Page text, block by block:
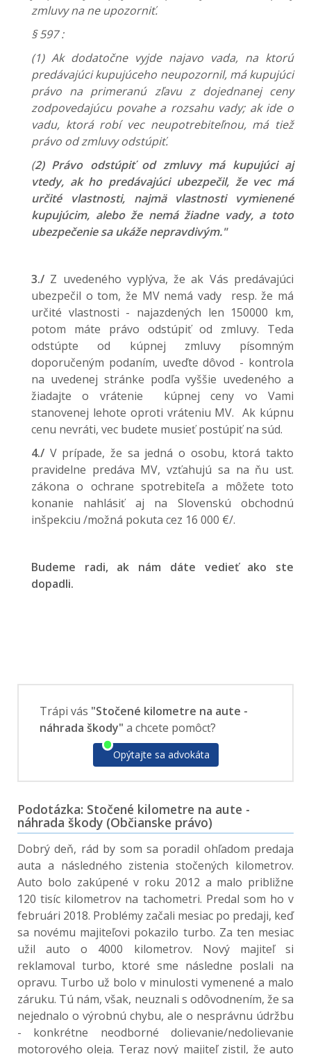
zmluvy na ne upozorniť.
§ 597 :
(1) Ak dodatočne vyjde najavo vada, na ktorú
predávajúci kupujúceho neupozornil, má kupujúci
právo na primeranú zľavu z dojednanej ceny
zodpovedajúcu povahe a rozsahu vady; ak ide o
vadu, ktorá robí vec neupotrebiteľnou, má tiež
právo od zmluvy odstúpiť.
(2) Právo odstúpiť od zmluvy má kupujúci aj
vtedy, ak ho predávajúci ubezpečil, že vec má
určité vlastnosti, najmä vlastnosti vymienené
kupujúcim, alebo že nemá žiadne vady, a toto
ubezpečenie sa ukáže nepravdivým."
3./ Z uvedeného vyplýva, že ak Vás predávajúci
ubezpečil o tom, že MV nemá vady resp. že má
určité vlastnosti - najazdených len 150000 km,
potom máte právo odstúpiť od zmluvy. Teda
odstúpte od kúpnej zmluvy písomným
doporučeným podaním, uveďte dôvod - kontrola
na uvedenej stránke podľa vyššie uvedeného a
žiadajte o vrátenie kúpnej ceny vo Vami
stanovenej lehote oproti vráteniu MV. Ak kúpnu
cenu nevráti, vec budete musieť postúpiť na súd.
4./ V prípade, že sa jedná o osobu, ktorá takto
pravidelne predáva MV, vzťahujú sa na ňu ust.
zákona o ochrane spotrebiteľa a môžete toto
konanie nahlásiť aj na Slovenskú obchodnú
inšpekciu /možná pokuta cez 16 000 €/.
Budeme radi, ak nám dáte vedieť ako ste
dopadli.
Trápi vás "Stočené kilometre na aute -
náhrada škody" a chcete pomôcť?
Opýtajte sa advokáta
Podotázka: Stočené kilometre na aute -
náhrada škody (Občianske právo)
Dobrý deň, rád by som sa poradil ohľadom predaja
auta a následného zistenia stočených kilometrov.
Auto bolo zakúpené v roku 2012 a malo približne
120 tisíc kilometrov na tachometri. Predal som ho v
februári 2018. Problémy začali mesiac po predaji, keď
sa novému majiteľovi pokazilo turbo. Za ten mesiac
užil auto o 4000 kilometrov. Nový majiteľ si
reklamoval turbo, ktoré sme následne poslali na
opravu. Turbo už bolo v minulosti vymenené a malo
záruku. Tú nám, však, neuznali s odôvodnením, že sa
nejednalo o výrobnú chybu, ale o nesprávnu údržbu
- konkrétne neodborné dolievanie/nedolievanie
motorového oleja. Teraz nový majiteľ zistil, že auto